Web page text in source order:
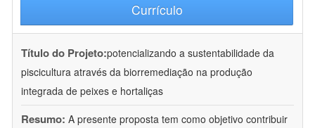
Currículo
Título do Projeto:potencializando a sustentabilidade da
piscicultura através da biorremediação na produção
integrada de peixes e hortaliças
Resumo: A presente proposta tem como objetivo contribuir